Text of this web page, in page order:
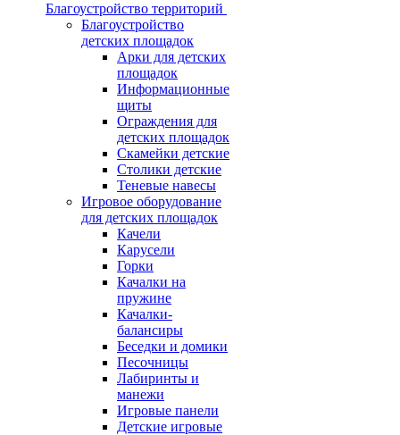
Благоустройство территорий
Благоустройство
детских площадок
Арки для детских
площадок
Информационные
щиты
Ограждения для
детских площадок
Скамейки детские
Столики детские
Теневые навесы
Игровое оборудование
для детских площадок
Качели
Карусели
Горки
Качалки на
пружине
Качалки-
балансиры
Беседки и домики
Песочницы
Лабиринты и
манежи
Игровые панели
Детские игровые